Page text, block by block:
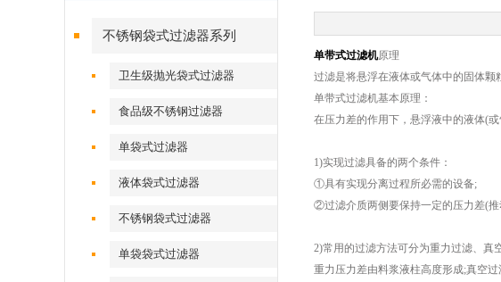
不锈钢袋式过滤器系列
卫生级抛光袋式过滤器
食品级不锈钢过滤器
单袋式过滤器
液体袋式过滤器
不锈钢袋式过滤器
单袋袋式过滤器
单带式过滤机原理
过滤是将悬浮在液体或气体中的固体颗
单带式过滤机基本原理：
在压力差的作用下，悬浮液中的液体(
1)实现过滤具备的两个条件：
①具有实现分离过程所必需的设备;
②过滤介质两侧要保持一定的压力差(推
2)常用的过滤方法可分为重力过滤、真
重力压力差由料浆液柱高度形成;真空过